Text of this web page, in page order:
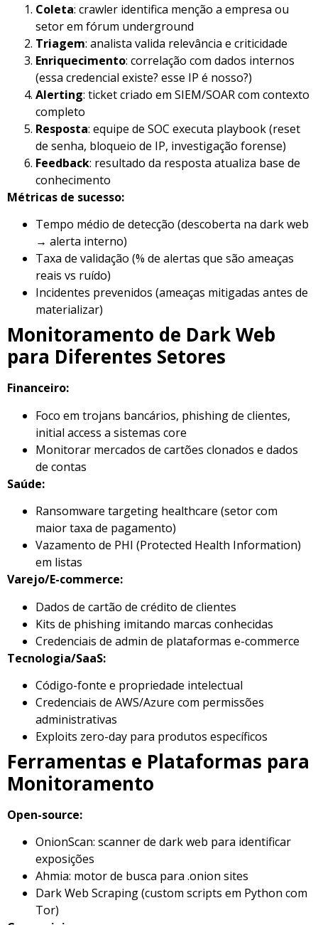
Coleta: crawler identifica menção a empresa ou
setor em fórum underground
Triagem: analista valida relevância e criticidade
Enriquecimento: correlação com dados internos
(essa credencial existe? esse IP é nosso?)
Alerting: ticket criado em SIEM/SOAR com contexto
completo
Resposta: equipe de SOC executa playbook (reset
de senha, bloqueio de IP, investigação forense)
Feedback: resultado da resposta atualiza base de
conhecimento
Métricas de sucesso:
Tempo médio de detecção (descoberta na dark web
→ alerta interno)
Taxa de validação (% de alertas que são ameaças
reais vs ruído)
Incidentes prevenidos (ameaças mitigadas antes de
materializar)
Monitoramento de Dark Web
para Diferentes Setores
Financeiro:
Foco em trojans bancários, phishing de clientes,
initial access a sistemas core
Monitorar mercados de cartões clonados e dados
de contas
Saúde:
Ransomware targeting healthcare (setor com
maior taxa de pagamento)
Vazamento de PHI (Protected Health Information)
em listas
Varejo/E-commerce:
Dados de cartão de crédito de clientes
Kits de phishing imitando marcas conhecidas
Credenciais de admin de plataformas e-commerce
Tecnologia/SaaS:
Código-fonte e propriedade intelectual
Credenciais de AWS/Azure com permissões
administrativas
Exploits zero-day para produtos específicos
Ferramentas e Plataformas para
Monitoramento
Open-source:
OnionScan: scanner de dark web para identificar
exposições
Ahmia: motor de busca para .onion sites
Dark Web Scraping (custom scripts em Python com
Tor)